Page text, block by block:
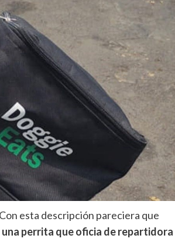
esta descripción pareciera que
perrita que oficia de repartidora